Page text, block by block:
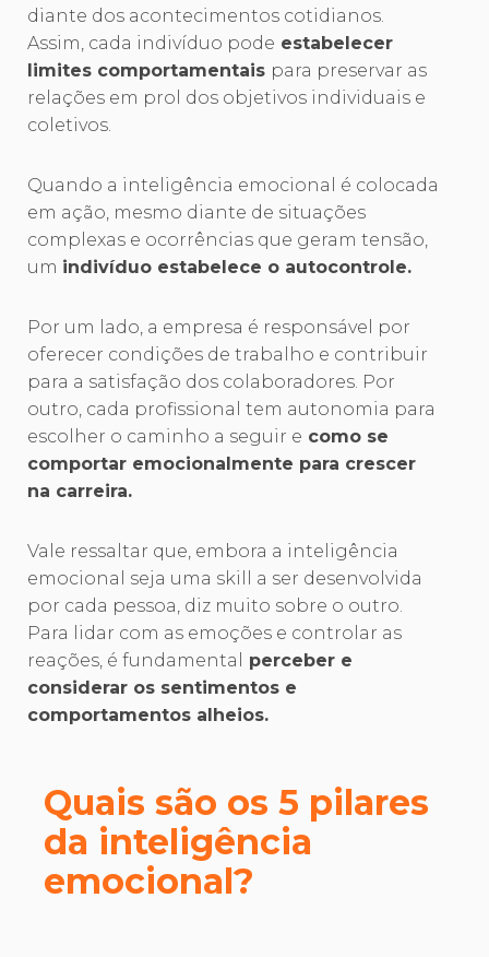
diante dos acontecimentos cotidianos.
Assim, cada indivíduo pode estabelecer
limites comportamentais para preservar as
relações em prol dos objetivos individuais e
coletivos.
Quando a inteligência emocional é colocada
em ação, mesmo diante de situações
complexas e ocorrências que geram tensão,
um indivíduo estabelece o autocontrole.
Por um lado, a empresa é responsável por
oferecer condições de trabalho e contribuir
para a satisfação dos colaboradores. Por
outro, cada profissional tem autonomia para
escolher o caminho a seguir e como se
comportar emocionalmente para crescer
na carreira.
Vale ressaltar que, embora a inteligência
emocional seja uma skill a ser desenvolvida
por cada pessoa, diz muito sobre o outro.
Para lidar com as emoções e controlar as
reações, é fundamental
perceber e
considerar os sentimentos e
comportamentos alheios.
Quais são os 5 pilares
da inteligência
emocional?